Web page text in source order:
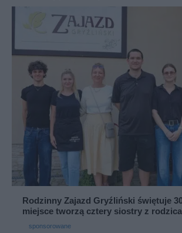
Rodzinny Zajazd Gryźliński świętuje
miejsce tworzą cztery siostry z
sponsorowane